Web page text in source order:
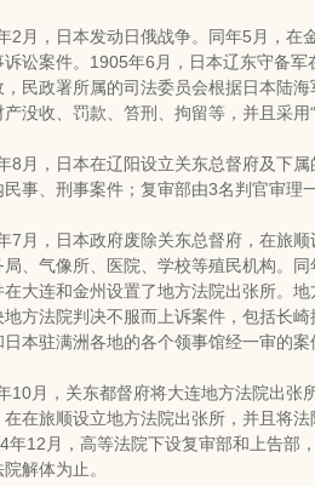
月，日本发动日俄战争。同年5月，在
诉讼案件。1905年6月，日本辽东守备
民政署所属的司法委员会根据日本陆
没收、罚款、笞刑、拘留等，并且采用
月，日本在辽阳设立关东总督府及下属
事、刑事案件；复审部由3名判官审理
月，日本政府废除关东总督府，在旅
局、气像所、医院、学校等殖民机构。
在大连和金州设置了地方法院出张所。
地方法院判决不服而上诉案件，包括长
本驻满洲各地的各个领事馆经一审的案
月，关东都督府将大连地方法院出张
在在旅顺设立地方法院出张所，并且将
年12月，高等法院下设复审部和上告部
解体为止。